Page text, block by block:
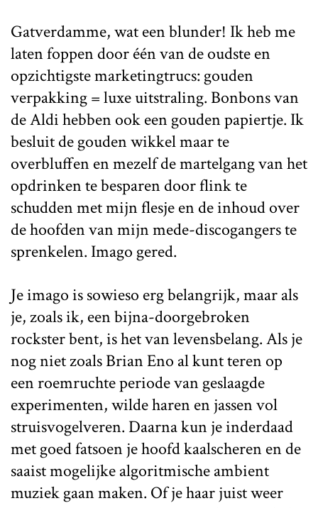
Gatverdamme, wat een blunder! Ik heb me
laten foppen door één van de oudste en
opzichtigste marketingtrucs: gouden
verpakking = luxe uitstraling. Bonbons van
de Aldi hebben ook een gouden papiertje. Ik
besluit de gouden wikkel maar te
overbluffen en mezelf de martelgang van het
opdrinken te besparen door flink te
schudden met mijn flesje en de inhoud over
de hoofden van mijn mede-discogangers te
sprenkelen. Imago gered.
Je imago is sowieso erg belangrijk, maar als
je, zoals ik, een bijna-doorgebroken
rockster bent, is het van levensbelang. Als je
nog niet zoals Brian Eno al kunt teren op
een roemruchte periode van geslaagde
experimenten, wilde haren en jassen vol
struisvogelveren. Daarna kun je inderdaad
met goed fatsoen je hoofd kaalscheren en de
saaist mogelijke algoritmische ambient
muziek gaan maken. Of je haar juist weer